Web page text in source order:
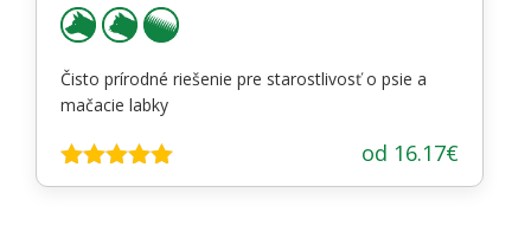
Čisto prírodné riešenie pre starostlivosť o psie a
mačacie labky
Hodnotenie
od 16.17€